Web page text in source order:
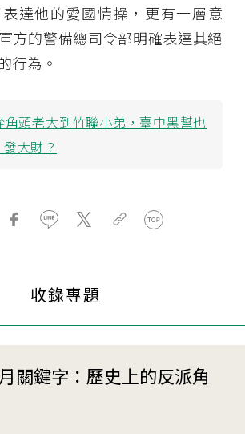
達他的愛國情操，更有一層意
方的警備總司令部明確表達其絕
行為。
角頭老大到竹聯小弟，臺中黑幫也
大財？
收錄專題
關鍵字：歷史上的反派角